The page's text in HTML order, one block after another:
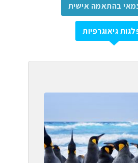
בהתאמה אישית
גיאוגרפיות